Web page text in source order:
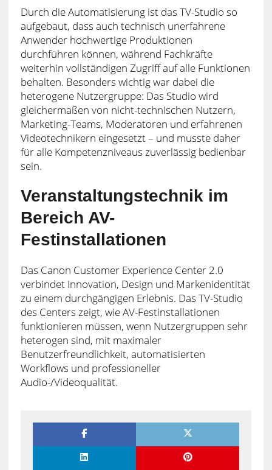
Durch die Automatisierung ist das TV-Studio so
aufgebaut, dass auch technisch unerfahrene
Anwender hochwertige Produktionen
durchführen können, während Fachkräfte
weiterhin vollständigen Zugriff auf alle Funktionen
behalten. Besonders wichtig war dabei die
heterogene Nutzergruppe: Das Studio wird
gleichermaßen von nicht-technischen Nutzern,
Marketing-Teams, Moderatoren und erfahrenen
Videotechnikern eingesetzt – und musste daher
für alle Kompetenzniveaus zuverlässig bedienbar
sein.
Veranstaltungstechnik im
Bereich AV-
Festinstallationen
Das Canon Customer Experience Center 2.0
verbindet Innovation, Design und Markenidentität
zu einem durchgängigen Erlebnis. Das TV-Studio
des Centers zeigt, wie AV-Festinstallationen
funktionieren müssen, wenn Nutzergruppen sehr
heterogen sind, mit maximaler
Benutzerfreundlichkeit, automatisierten
Workflows und professioneller
Audio-/Videoqualität.